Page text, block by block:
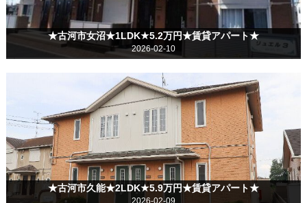
★古河市女沼★1LDK★5.2万円★賃貸アパート★
2026-02-10
★古河市久能★2LDK★5.9万円★賃貸アパート★
2026-02-09